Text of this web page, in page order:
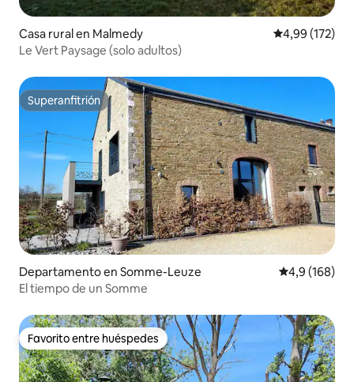
Casa rural en Malmedy Calificación
4,99 (172)
Le Vert Paysage (solo adultos)
Superanfitrión
Superanfitrión
Departamento en Somme-Leuze Calificación
4,9 (168)
El tiempo de un Somme
Favorito entre huéspedes
Favorito entre huéspedes